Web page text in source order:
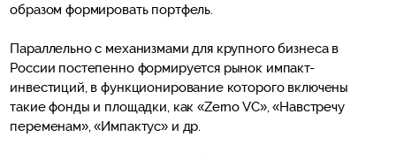
образом формировать портфель.
Параллельно с механизмами для крупного бизнеса в
России постепенно формируется рынок импакт-
инвестиций, в функционирование которого включены
такие фонды и площадки, как «Zerno VС», «Навстречу
переменам», «Импактус» и др.